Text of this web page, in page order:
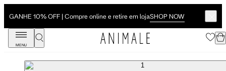
GANHE 10% OFF | Compre online e retire em lojaSHOP NOW
MENU